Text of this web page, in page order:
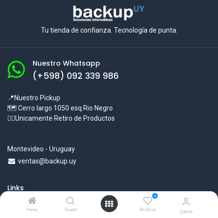
Home Search
0
Wishlist Cuenta
Tu tienda de confianza. Tecnología de punta.
Nuestro Whatsapp
(+598) 092 339 986
📍Nuestro Pickup
🗺 Cerro largo 1050 esq Rio Negro
☝🏻Unicamente Retiro de Productos
Montevideo - Uruguay
ventas@backup.uy
Links
Tienda